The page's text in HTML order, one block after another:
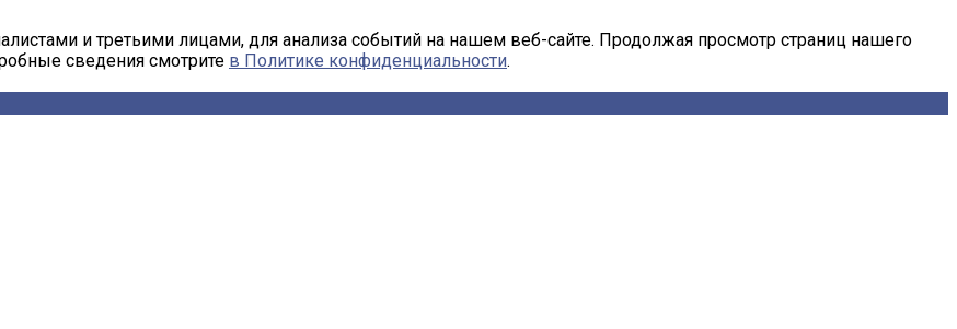
и третьими лицами, для анализа событий на нашем веб-сайте. Продолжая просмотр страниц нашего
сведения смотрите в Политике конфиденциальности.